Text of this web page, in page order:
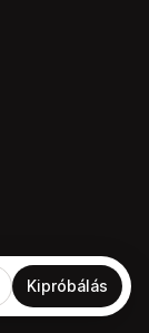
Kipróbálás